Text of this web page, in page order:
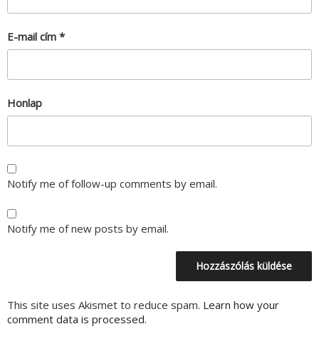
E-mail cím *
Honlap
Notify me of follow-up comments by email.
Notify me of new posts by email.
This site uses Akismet to reduce spam. Learn how your
comment data is processed.